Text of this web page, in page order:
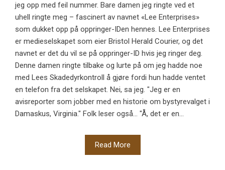
jeg opp med feil nummer. Bare damen jeg ringte ved et
uhell ringte meg – fascinert av navnet «Lee Enterprises»
som dukket opp på oppringer-IDen hennes. Lee Enterprises
er medieselskapet som eier Bristol Herald Courier, og det
navnet er det du vil se på oppringer-ID hvis jeg ringer deg.
Denne damen ringte tilbake og lurte på om jeg hadde noe
med Lees Skadedyrkontroll å gjøre fordi hun hadde ventet
en telefon fra det selskapet. Nei, sa jeg. "Jeg er en
avisreporter som jobber med en historie om bystyrevalget i
Damaskus, Virginia." Folk leser også... "Å, det er en...
Read More